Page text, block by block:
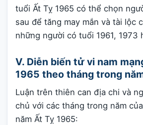
tuổi Ất Tỵ 1965 có thể chọn
sau để tăng may mắn và tài lộc
những người có tuổi 1961, 1973
V. Diễn biến tử vi nam
1965 theo tháng trong
Luận trên thiên can địa chi và
chủ với các tháng trong năm
năm Ất Tỵ 1965: